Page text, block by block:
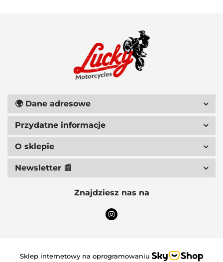
ACCEL
🌍 Dane adresowe
Przydatne informacje
O sklepie
Newsletter 📰
Znajdziesz nas na
Sklep internetowy na oprogramowaniu